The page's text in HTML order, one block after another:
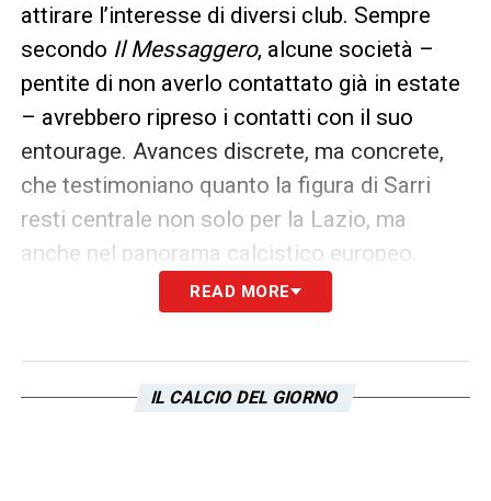
attirare l’interesse di diversi club. Sempre
secondo Il Messaggero, alcune società –
pentite di non averlo contattato già in estate
– avrebbero ripreso i contatti con il suo
entourage. Avances discrete, ma concrete,
che testimoniano quanto la figura di Sarri
resti centrale non solo per la Lazio, ma
anche nel panorama calcistico europeo.
La sensazione è che i prossimi mesi saranno
voler trattenere davvero il proprio
READ MORE
IL CALCIO DEL GIORNO